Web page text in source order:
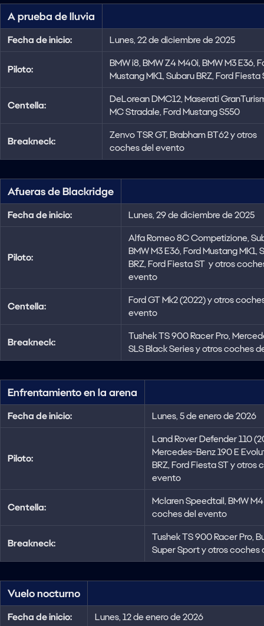
A prueba de lluvia
Fecha de inicio: Lunes, 22 de diciembre de 2025
Piloto:
BMW i8, BMW Z4 M40i, BMW M3 E36,
Mustang MK1, Subaru BRZ, Ford Fiesta
Centella:
DeLorean DMC12, Maserati
MC Stradale, Ford Mustang S550
Breakneck:
Zenvo TSR GT, Brabham BT62 y otros
coches del evento
Afueras de Blackridge
Fecha de inicio: Lunes, 29 de diciembre de 2025
Piloto:
Alfa Romeo 8C Competizione,
BMW M3 E36, Ford Mustang MK1,
BRZ, Ford Fiesta ST y otros
evento
Centella:
Ford GT Mk2 (2022) y otros
evento
Breakneck:
Tushek TS 900 Racer Pro,
SLS Black Series y otros coches
Enfrentamiento en la arena
Fecha de inicio: Lunes, 5 de enero de 2026
Piloto:
Land Rover Defender 110
Mercedes-Benz 190 E
BRZ, Ford Fiesta ST y otros
evento
Centella:
Mclaren Speedtail, BMW
coches del evento
Breakneck:
Tushek TS 900 Racer Pro,
Super Sport y otros coches
Vuelo nocturno
Fecha de inicio: Lunes, 12 de enero de 2026